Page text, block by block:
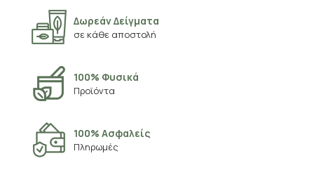
Δωρεάν Δείγματα
σε κάθε αποστολή
100% Φυσικά
Προϊόντα
100% Ασφαλείς
Πληρωμές